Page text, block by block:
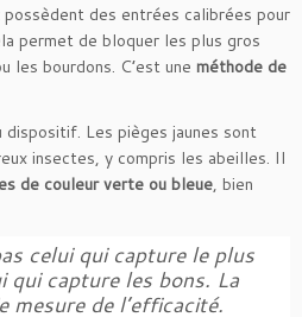
possèdent des entrées calibrées pour
permet de bloquer les plus gros
les bourdons. C’est une méthode de
dispositif. Les pièges jaunes sont
insectes, y compris les abeilles. Il
de couleur verte ou bleue, bien
celui qui capture le plus
qui capture les bons. La
mesure de l’efficacité.